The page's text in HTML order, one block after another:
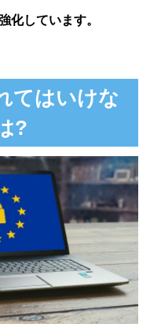
化しています。
てはいけな
?